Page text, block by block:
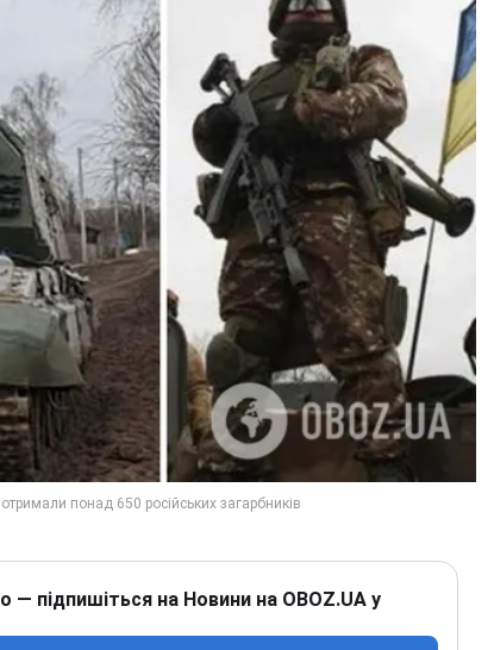
— підпишіться на Новини на OBOZ.UA у